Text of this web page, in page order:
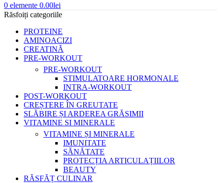
0 elemente 0.00lei
Răsfoiți categoriile
PROTEINE
AMINOACIZI
CREATINĂ
PRE-WORKOUT
PRE-WORKOUT
STIMULATOARE HORMONALE
INTRA-WORKOUT
POST-WORKOUT
CREȘTERE ÎN GREUTATE
SLĂBIRE ȘI ARDEREA GRĂSIMII
VITAMINE SI MINERALE
VITAMINE ȘI MINERALE
IMUNITATE
SĂNĂTATE
PROTECȚIA ARTICULAȚIILOR
BEAUTY
RĂSFĂȚ CULINAR